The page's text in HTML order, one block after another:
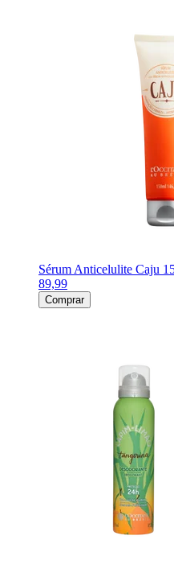
Sérum Anticelulite Caju
89,99
Comprar